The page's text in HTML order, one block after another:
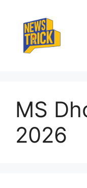
content
MS
2026